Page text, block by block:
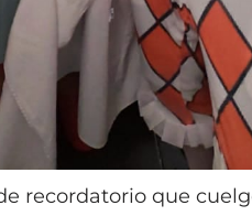
recordatorio que